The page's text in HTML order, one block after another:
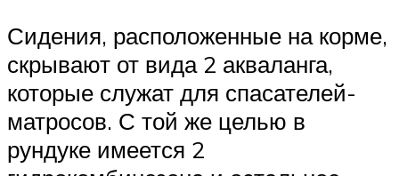
Сидения, расположенные на корме,
скрывают от вида 2 акваланга,
которые служат для спасателей-
матросов. С той же целью в
рундуке имеется 2